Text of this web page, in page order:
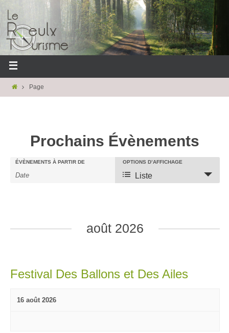
Page
Prochains Évènements
R
h
e
R
h
ÉVÈNEMENTS À PARTIR DE
N
i
g
i
OPTIONS D’AFFICHAGE
Liste
août 2026
Festival Des Ballons et Des Ailes
16 août 2026